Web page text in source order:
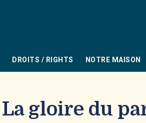
DROITS / RIGHTS NOTRE MAISON
La gloire du